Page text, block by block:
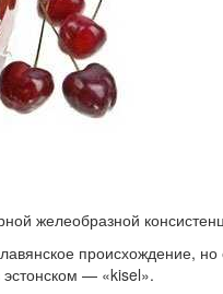
желеобразной
происхождение,
— «kisel».